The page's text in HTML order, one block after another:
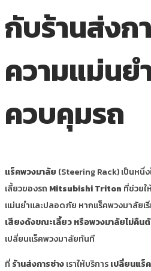
กับร้านส่งก
ความแม่นย
ควบคุมรถ
แร็คพวงมาลัย (Steering Rack) เป็นห
เลี้ยวของรถ Mitsubishi Triton ที่ช่วย
แม่นยำและปลอดภัย หากแร็คพวงมาลัยเ
เสียงดังขณะเลี้ยว หรือพวงมาลัยไม่คืน
เปลี่ยนแร็คพวงมาลัยทันที
ที่ร้านส่งการช่างเราให้บริการเปลี่ยนแร็